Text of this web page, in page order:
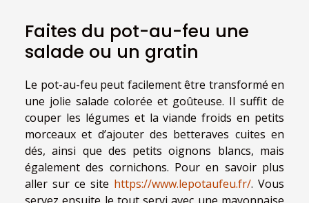
Faites du pot-au-feu une
salade ou un gratin
Le pot-au-feu peut facilement être transformé en
une jolie salade colorée et goûteuse. Il suffit de
couper les légumes et la viande froids en petits
morceaux et d’ajouter des betteraves cuites en
dés, ainsi que des petits oignons blancs, mais
également des cornichons. Pour en savoir plus
aller sur ce site https://www.lepotaufeu.fr/. Vous